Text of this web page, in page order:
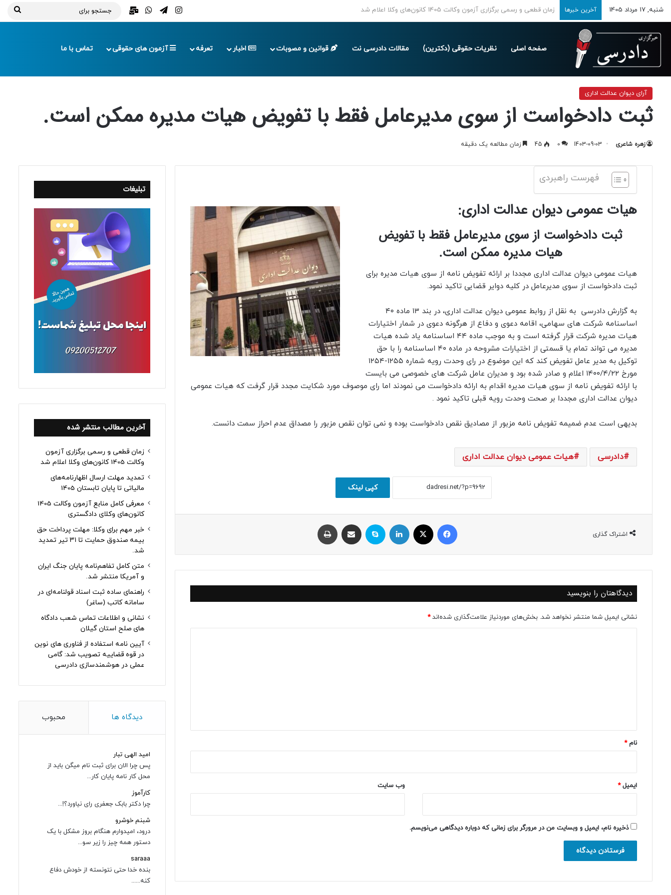
شنبه, 17 مرداد 1405 آخرین خبرها تمدید مهلت ارسال اظهارنامه‌های مالیاتی تا پایان تابستان 1405 اینستاگرام
تلگرامواتس آپ
ایمیل
صفحه اصلی نظریات حقوقی (دکترین) مقالات دادرسی نت قوانین و مصوبات اخبار تعرفه آزمون های حقوقی تماس با ما
/
آرای دیوان عدالت اداری
ثبت دادخواست از سوی مدیرعامل فقط با تفویض هیات مدیره ممکن است.
زهره شاعری 1403-09-03
0
45 زمان مطالعه یک دقیقه
فهرست راهبردی
هیات عمومی دیوان عدالت اداری:
ثبت دادخواست از سوی مدیرعامل فقط با تفویض
هیات مدیره ممکن است.
هیات عمومی دیوان عدالت اداری مجددا بر ارائه تفویض نامه از سوی هیات مدیره برای
ثبت دادخواست از سوی مدیرعامل در کلیه دوایر قضایی تاکید نمود.
به گزارش دادرسی به نقل از روابط عمومی دیوان عدالت اداری، در بند ۱۳ ماده ۴۰
اساسنامه شرکت های سهامی، اقامه دعوی و دفاع از هرگونه دعوی در شمار اختیارات
هیات مدیره شرکت قرار گرفته است و به موجب ماده ۴۴ اساسنامه یاد شده هیات
مدیره می تواند تمام یا قسمتی از اختیارات مشروحه در ماده ۴۰ اساسنامه را با حق
توکیل به مدیر عامل تفویض کند که این موضوع در رای وحدت رویه شماره ۱۲۵۵-۱۲۵۴
مورخ ۱۴۰۰/۴/۲۲ اعلام و صادر شده بود و مدیران عامل شرکت های خصوصی می بایست
با ارائه تفویض نامه از سوی هیات مدیره اقدام به ارائه دادخواست می نمودند اما رای موصوف مورد شکایت مجدد قرار گرفت که هیات عمومی
دیوان عدالت اداری مجددا بر صحت وحدت رویه قبلی تاکید نمود .
بدیهی است عدم ضمیمه تفویض نامه مزبور از مصادیق نقص دادخواست بوده و نمی توان نقص مزبور را مصداق عدم احراز سمت دانست.
دادرسی هیات عمومی دیوان عدالت اداری
کپی لینک
اشتراک گذاری
فیسبوک ایکس لینکداین اسکایپ اشتراک با ایمیل
دیدگاهتان را بنویسید
نشانی ایمیل شما منتشر نخواهد شد. بخش‌های موردنیاز علامت‌گذاری شده‌اند*
نام*
ایمیل* وب‌ سایت
ذخیره نام، ایمیل و وبسایت من در مرورگر برای زمانی که دوباره دیدگاهی می‌نویسم.
تبلیغات
آخرین مطالب منتشر شده
زمان قطعی و رسمی برگزاری آزمون
وکالت 1405 کانون‌های وکلا اعلام شد
تمدید مهلت ارسال اظهارنامه‌های
مالیاتی تا پایان تابستان 1405
معرفی کامل منابع آزمون وکالت 1405
کانون‌های وکلای دادگستری
خبر مهم برای وکلا: مهلت پرداخت حق
بیمه صندوق حمایت تا ۳۱ تیر تمدید
شد.
متن کامل تفاهم‌نامه پایان جنگ ایران
و آمریکا منتشر شد.
راهنمای ساده ثبت اسناد قولنامه‌ای در
سامانه کاتب (ساغر)
نشانی و اطلاعات تماس شعب دادگاه
های صلح استان گیلان
آیین نامه استفاده از فناوری های نوین
در قوه قضاییه تصویب شد: گامی
عملی در هوشمندسازی دادرسی
دیدگاه ها محبوب
امید الهی تبار
پس چرا الان برای ثبت نام میگن باید از
محل کار نامه پایان کار...
کارآموز
چرا دکتر بابک جعفری رای نیاورد؟!...
شبنم خوشرو
درود، امیدوارم هنگام بروز مشکل با یک
دستور همه چیز را زیر سو...
saraaa
بنده خدا حتی نتونسته از خودش دفاع
کنه......